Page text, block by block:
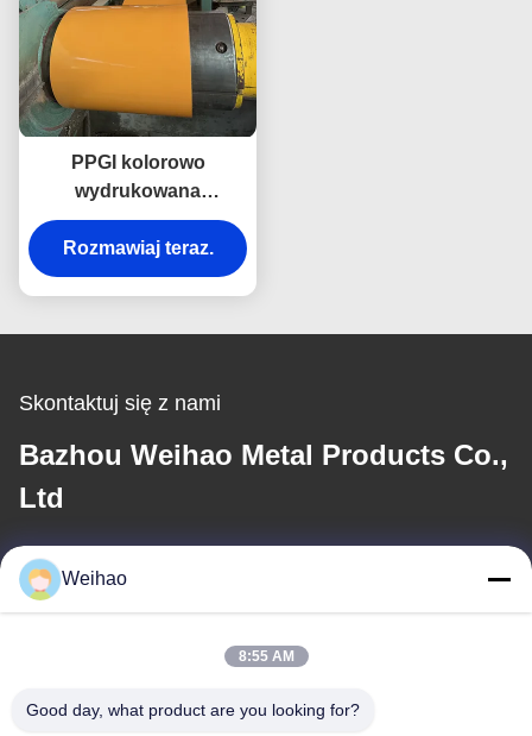
PPGI kolorowo
wydrukowana
walcowana cebula
stalowa do
zewnętrznych paneli
Rozmawiaj teraz.
Skontaktuj się z nami
Bazhou Weihao Metal Products Co.,
Ltd
E-mail
408690175@qq.com
Nasz adres
Weihao
8:55 AM
Good day, what product are you looking for?